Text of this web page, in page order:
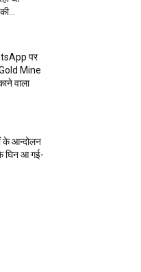
पर
Gold Mine
वाला
के आन्दोलन
घिन आ गई-